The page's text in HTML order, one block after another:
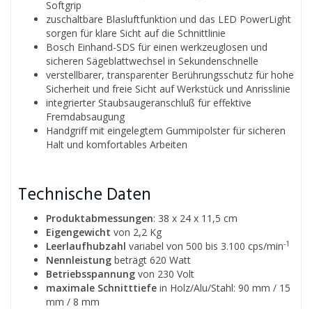
Softgrip
zuschaltbare Blasluftfunktion und das LED PowerLight
sorgen für klare Sicht auf die Schnittlinie
Bosch Einhand-SDS für einen werkzeuglosen und
sicheren Sägeblattwechsel in Sekundenschnelle
verstellbarer, transparenter Berührungsschutz für hohe
Sicherheit und freie Sicht auf Werkstück und Anrisslinie
integrierter Staubsaugeranschluß für effektive
Fremdabsaugung
Handgriff mit eingelegtem Gummipolster für sicheren
Halt und komfortables Arbeiten
Technische Daten
Produktabmessungen: 38 x 24 x 11,5 cm
Eigengewicht von 2,2 Kg
Leerlaufhubzahl variabel von 500 bis 3.100 cps/min-1
Nennleistung beträgt 620 Watt
Betriebsspannung von 230 Volt
maximale Schnitttiefe in Holz/Alu/Stahl: 90 mm / 15
mm / 8 mm